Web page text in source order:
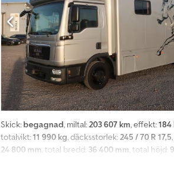
Skick: begagnad, miltal:203 607 km, effekt:184
totalvikt:11 990 kg, däcksstorlek:245 / 70 R 17,5
24 800 mm, total bredd: 36 400 mm, total höjd:
Fastmonterat klimatanläggning, påbyggnaden